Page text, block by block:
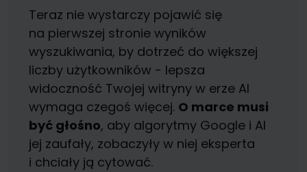
Teraz nie wystarczy pojawić się
na pierwszej stronie wyników
wyszukiwania, by dotrzeć do większej
liczby użytkowników - lepsza
widoczność Twojej witryny w erze AI
wymaga czegoś więcej. O marce musi
być głośno, aby algorytmy Google i AI
jej zaufały, zobaczyły w niej eksperta
i chciały ją cytować.